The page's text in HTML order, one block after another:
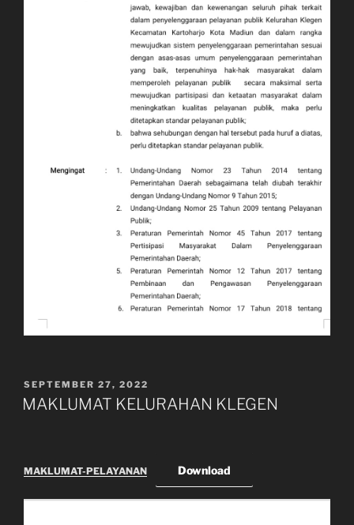
POSTED
ON
SEPTEMBER 27, 2022
MAKLUMAT KELURAHAN KLEGEN
MAKLUMAT-PELAYANAN Download